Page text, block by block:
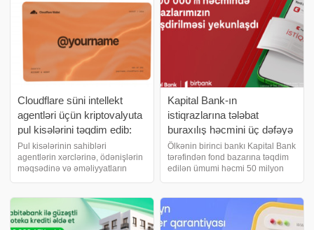
xəbər verir ki, 3
edilməsi ilə məsələyə aydınlı
Cloudflare süni intellekt
agentləri üçün kriptovalyuta
pul kisələrini təqdim edib:
onlar alışlar üçün müstəqil
şəkildə ödəniş edə
biləcəklər
Pul kisələrinin sahibləri
agentlərin xərclərinə, ödənişlərin
məqsədinə və əməliyyatların
görə, Cloudflare Wallets iki növ
pul kisəsini əhatə edir. Account
Wallet
Kapital Bank-ın
istiqrazlarına tələbat
buraxılış həcmini üç dəfəyə
yaxın üstələdi
Ölkənin birinci bankı Kapital Bank
tərəfindən fond bazarına təqdim
edilən ümumi həcmi 50 milyon
2026-cı il tarixində Bakı Fond
Birjasında başa çatıb. Kapital
Bank istiqrazların